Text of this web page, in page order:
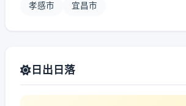
孝感市 宜昌市
日出日落